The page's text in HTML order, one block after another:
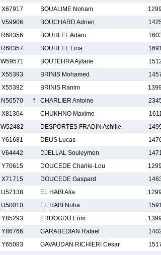
X67917
BOUALIME Noham
V59906
BOUCHARD Adrien
R68356
BOUHLEL Adam
R68357
BOUHLEL Lina
W59571
BOUTEHRA Aylane
X55393
BRINIS Mohamed
X55392
BRINIS Ranim
N56570
f CHARLIER Antoine
X81304
CHUKHNO Maxime
W52482
DESPORTES FRADIN Achille
Y61681
DEUS Lucas
V64442
DJELLAL Souleymen
Y70615
DOUCEDE Charlie-Lou
X71715
DOUCEDE Gaspard
U52138
EL HABI Alia
U50010
EL HABI Noha
Y85293
ERDOGDU Erim
Y86766
GARABEDIAN Rafael
Y65083
GAVAUDAN RICHIERI Cesar